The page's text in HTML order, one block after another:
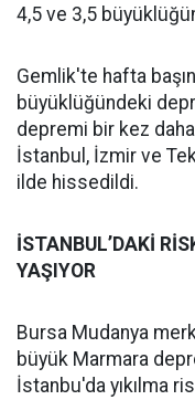
4,5 ve 3,5
Gemlik'te hafta
büyüklüğündeki
depremi bir kez daha
İstanbul, İzmir ve
ilde hissedildi.
İSTANBUL’DAKİ
YAŞIYOR
Bursa Mudanya
büyük Marmara
İstanbu'da yıkılma